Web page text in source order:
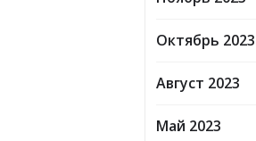
Октябрь 2023
Август 2023
Май 2023